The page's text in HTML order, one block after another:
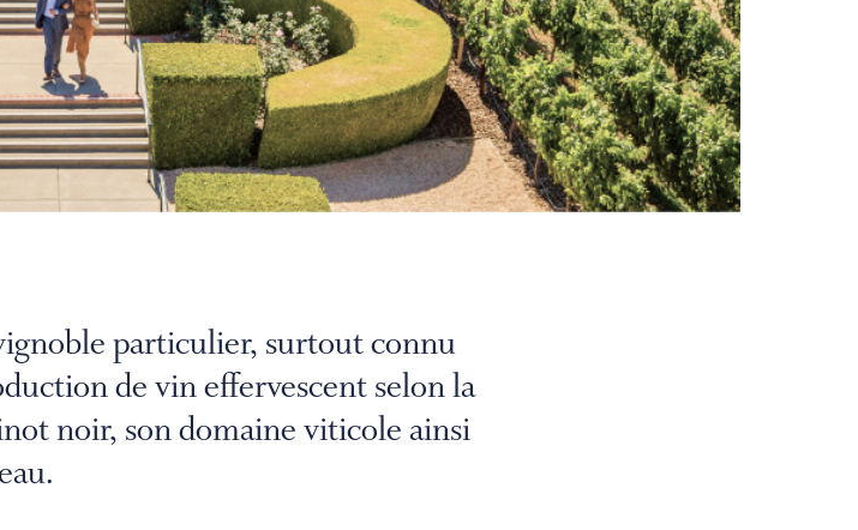
particulier, surtout connu
de vin effervescent selon la
noir, son domaine viticole ainsi